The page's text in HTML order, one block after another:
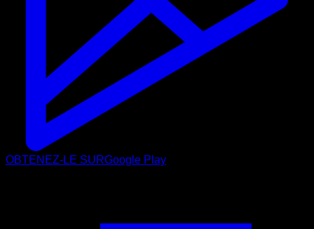
OBTENEZ-LE SURGoogle Play